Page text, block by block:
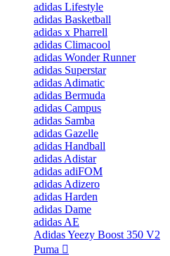
adidas Lifestyle
adidas Basketball
adidas x Pharrell
adidas Climacool
adidas Wonder Runner
adidas Superstar
adidas Adimatic
adidas Bermuda
adidas Campus
adidas Samba
adidas Gazelle
adidas Handball
adidas Adistar
adidas adiFOM
adidas Adizero
adidas Harden
adidas Dame
adidas AE
Adidas Yeezy Boost 350 V2
Puma